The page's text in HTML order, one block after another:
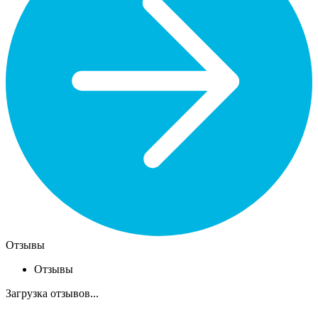
Отзывы
Отзывы
Загрузка отзывов...